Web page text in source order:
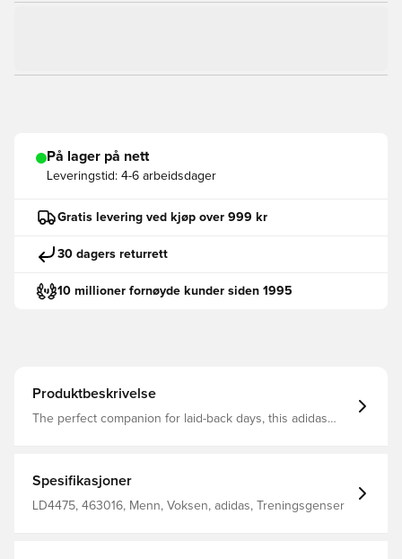
På lager på nett
Leveringstid: 4-6 arbeidsdager
Gratis levering ved kjøp over 999 kr
30 dagers returrett
10 millioner fornøyde kunder siden 1995
Produktbeskrivelse
The perfect companion for laid-back days, this adidas
an easygoing look, or dress it up with a skirt for dinner
out. An embroidered Trefoil logo on the chest adds a
signature finishing touch. Loose fit Crewneck Main
Spesifikasjoner
LD4475, 463016, Menn, Voksen, adidas, Treningsgenser